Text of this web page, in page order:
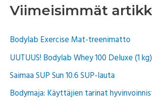
Viimeisimmät
Bodylab Exercise Mat-treenimatto
UUTUUS! Bodylab Whey 100 Deluxe (1 kg)
Saimaa SUP Sun 10.6 SUP-lauta
Bodymaja: Käyttäjien tarinat